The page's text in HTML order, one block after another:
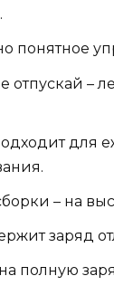
понятное
отпускай –
для
– на
заряд
полную